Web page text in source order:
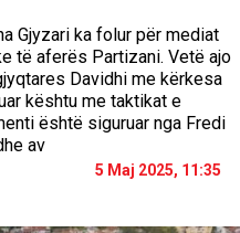
Gjyzari ka folur për mediat
të aferës Partizani. Vetë ajo
Davidhi me kërkesa
kështu me taktikat e
është siguruar nga Fredi
av
5 Maj 2025, 11:35